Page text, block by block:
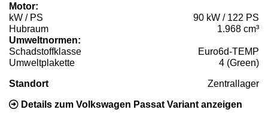
Motor:
kW / PS
90 kW / 122 PS
Hubraum
1.968 cm³
Umweltnormen:
Schadstoffklasse
Euro6d-TEMP
Umweltplakette
4 (Green)
Standort Zentrallager
Details zum Volkswagen Passat Variant anzeigen